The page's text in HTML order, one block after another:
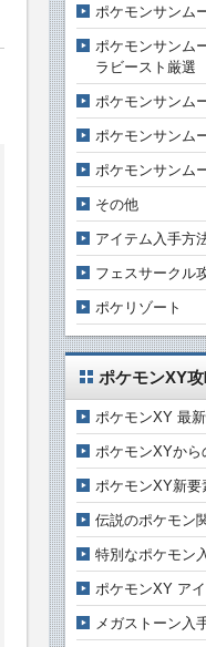
ポケモンサンム
ポケモンサンム
ラビースト厳選
ポケモンサンム
ポケモンサンム
ポケモンサンム
その他
アイテム入手方
フェスサークル
ポケリゾート
ポケモンXY
ポケモンXY 最
ポケモンXYから
ポケモンXY新要
伝説のポケモン
特別なポケモン
ポケモンXY ア
メガストーン入